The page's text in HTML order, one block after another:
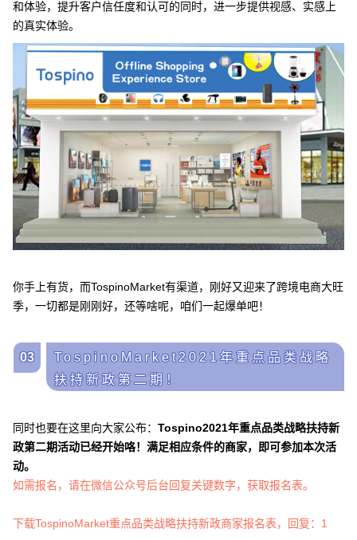
和体验，提升客户信任度和认可的同时，进一步提供视感、实感上
的真实体验。
你手上有货，而TospinoMarket有渠道，刚好又迎来了跨境电商大旺
季，一切都是刚刚好，还等啥呢，咱们一起爆单吧！
03
TospinoMarket2021年重点品类战略
扶持新政第二期！
同时也要在这里向大家公布： Tospino2021年重点品类战略扶持新
政第二期活动已经开始咯！ 满足相应条件的商家，即可参加本次活
动。
如需报名， 请在微信公众号后台回复关键数字，获取报名表。
下载TospinoMarket重点品类战略扶持新政商家报名表，回复：1